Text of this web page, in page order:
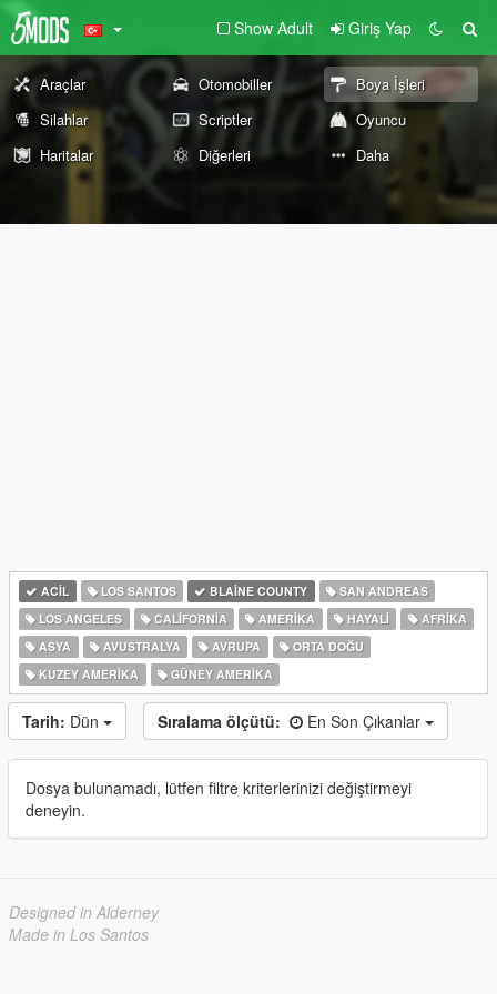
Show Adult Giriş Yap
Araçlar Otomobiller
Boya İşleri
Silahlar
Scriptler
Oyuncu
Haritalar
Diğerleri Daha
ACIL LOS SANTOS BLAINE COUNTY
SAN ANDREAS
LOS ANGELES
CALIFORNIA AMERIKA HAYALI
AFRIKA
ASYA
AVUSTRALYA AVRUPA
ORTA DOĞU
KUZEY AMERIKA
GÜNEY AMERIKA
Tarih: Dün Sıralama ölçütü: En Son Çıkanlar
Dosya bulunamadı, lütfen filtre kriterlerinizi değiştirmeyi
deneyin.
Designed in Alderney
Made in Los Santos